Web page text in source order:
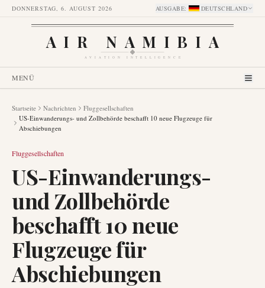
DONNERSTAG, 6. AUGUST 2026 AUSGABE: DEUTSCHLAND
AIR NAMIBIA
AVIATION INTELLIGENCE
MENÜ
Startseite Nachrichten
Fluggesellschaften
US-Einwanderungs- und Zollbehörde beschafft 10 neue Flugzeuge für
Abschiebungen
Fluggesellschaften
US-Einwanderungs-
und Zollbehörde
beschafft 10 neue
Flugzeuge für
Abschiebungen